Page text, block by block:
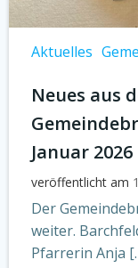
Aktuelles
Neues aus
Januar
veröffentlicht am
Der
weiter.
Pfarrerin Anja